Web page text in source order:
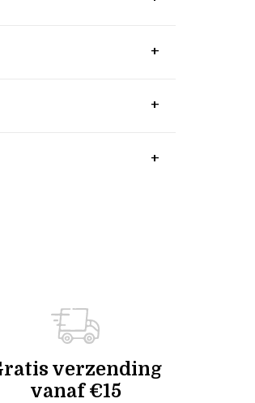
verzending
vanaf €15